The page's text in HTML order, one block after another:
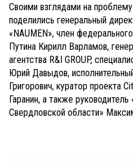
Своими взглядами на
поделились генеральный
«NAUMEN», член
Путина Кирилл Варламов,
агентства R&I GROUP,
Юрий Давыдов,
Григорович, куратор проекта
Гаранин, а также
Свердловской области»